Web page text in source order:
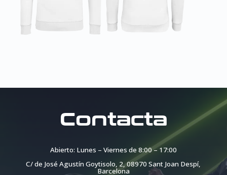
Contacta
Abierto: Lunes – Viernes de 8:00 – 17:00
C/ de José Agustín Goytisolo, 2,08970 Sant Joan Despí,
Barcelona